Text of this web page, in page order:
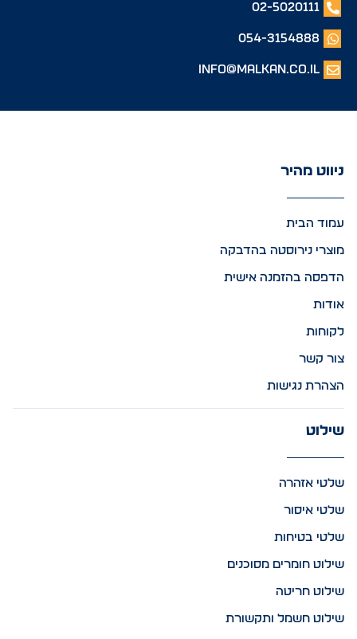
02-5020111
054-3154888
info@malkan.co.il
ניווט מהיר
עמוד הבית
מוצרי נירוסטה בהדבקה
הדפסה בהזמנה אישית
אודות
לקוחות
צור קשר
הצהרת נגישות
שילוט
שלטי אזהרה
שלטי איסור
שלטי בטיחות
שילוט חומרים מסוכנים
שילוט חריטה
שילוט חשמל ותקשורת